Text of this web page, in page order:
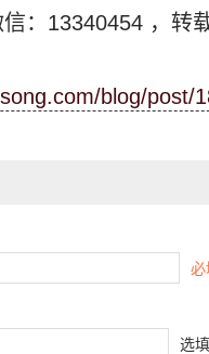
：13340454 ，转
blog/post/
必
选填